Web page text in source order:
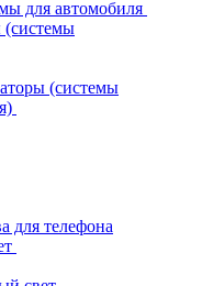
для автомобиля
(системы
(системы
для телефона